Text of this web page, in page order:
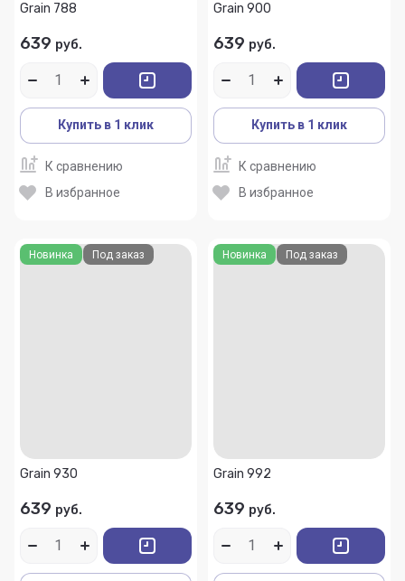
Grain 788
639 руб.
Купить в 1 клик
К сравнению
В избранное
Grain 900
639 руб.
Купить в 1 клик
К сравнению
В избранное
Новинка Под заказ
Grain 930
639 руб.
Новинка Под заказ
Grain 992
639 руб.